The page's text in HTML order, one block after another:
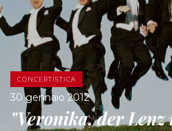
CONCERTISTICA
30 gennaio 2012
"Veronika, der Lenz